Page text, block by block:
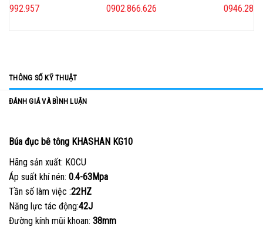
0946.282.567
THÔNG SỐ KỸ THUẬT
ĐÁNH GIÁ VÀ BÌNH LUẬN
Búa đục bê tông KHASHAN KG10
Hãng sản xuất: KOCU
Áp suất khí nén: 0.4-63Mpa
Tần số làm việc :22HZ
Năng lực tác động:42J
Đường kính mũi khoan: 38mm